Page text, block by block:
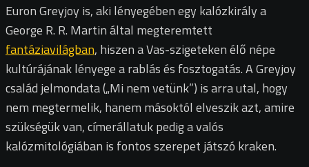
Euron Greyjoy is, aki lényegében egy kalózkirály a
George R. R. Martin által megteremtett
fantáziavilágban, hiszen a Vas-szigeteken élő népe
kultúrájának lényege a rablás és fosztogatás. A Greyjoy
család jelmondata („Mi nem vetünk”) is arra utal, hogy
nem megtermelik, hanem másoktól elveszik azt, amire
szükségük van, címerállatuk pedig a valós
kalózmitológiában is fontos szerepet játszó kraken.